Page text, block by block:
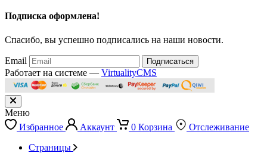
Подписка оформлена!
Спасибо, вы успешно подписались на наши новости.
Email Подписаться
Работает на системе — VirtualityCMS
Меню
Избранное
Аккаунт 0 Корзина
Отслеживание
Страницы